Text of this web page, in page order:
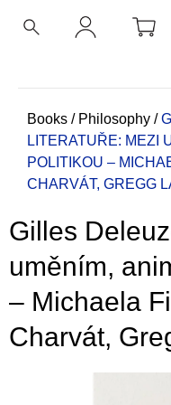
Home
Books / Philosophy /
LITERATUŘE: MEZI
POLITIKOU –
CHARVÁT, GREGG
Gilles
uměním,
– Michaela
Charvát,
BACK
BACK
h
a
a
r
e
y
u
l